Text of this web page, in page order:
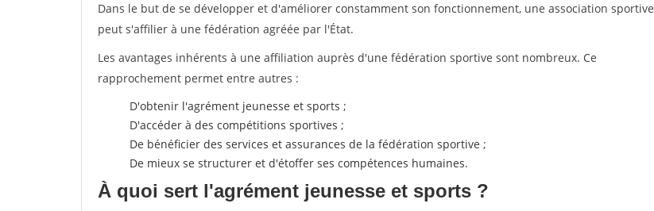
Dans le but de se développer et d'améliorer constamment son fonctionnement, une association sportive
peut s'affilier à une fédération agréée par l'État.
Les avantages inhérents à une affiliation auprès d'une fédération sportive sont nombreux. Ce
rapprochement permet entre autres :
D'obtenir l'agrément jeunesse et sports ;
D'accéder à des compétitions sportives ;
De bénéficier des services et assurances de la fédération sportive ;
De mieux se structurer et d'étoffer ses compétences humaines.
À quoi sert l'agrément jeunesse et sports ?